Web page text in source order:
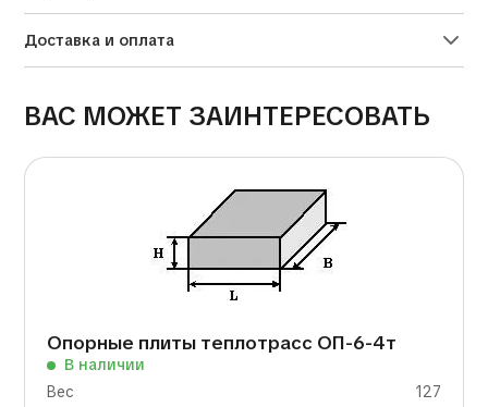
Доставка и оплата
ВАС МОЖЕТ ЗАИНТЕРЕСОВАТЬ
Опорные плиты теплотрасс ОП-6-4т
В наличии
Вес
127